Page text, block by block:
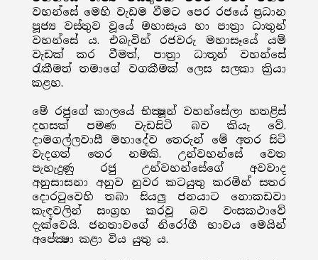
වහන්සේ මෙහි වැඩම වීමට පෙර රජයේ ප්‍රධාන
පූජ්‍ය වස්තුව වූයේ මහාසෑය හා පාත්‍රා ධාතුන්
වහන්සේ ය. එබැවින් රජවරු මහාසෑයේ යම්
වැඩක් කර වීමත්, පාත්‍රා ධාතූන් වහන්සේ
රැකීමත් තමාගේ වගකීමක් ලෙස සලකා ක්‍රියා
කළහ.
මේ රජුගේ කාලයේ භික්‍ෂූන් වහන්සේලා හතළිස්
දහසක් පමණ වැඩසිටි බව කියැ වේ.
දාමගල්ලවාසී මහාදේව තෙරුන් මේ අතර සිටි
වැදගත් තෙර නමකි. උන්වහන්සේ වෙත
පැහැදුණු රජු උන්වහන්සේගේ අවවාද
අනුසාසනා අනුව නුවර කටයුතු කරමින් සතර
දොරටුවෙහි තබා සියලු ජනයාට නොකඩවා
කැඳවලින් සංග්‍රහ කරවූ බව වංසකථාවේ
දැක්වෙයි. ජනතාවගේ නිරෝගී භාවය මෙයින්
අපේක්‍ෂා කළා විය යුතු ය.